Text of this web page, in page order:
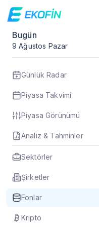
Bugün
9 Ağustos Pazar
Günlük Radar
Piyasa Takvimi
Piyasa Görünümü
Analiz & Tahminler
Sektörler
Şirketler
Fonlar
Kripto